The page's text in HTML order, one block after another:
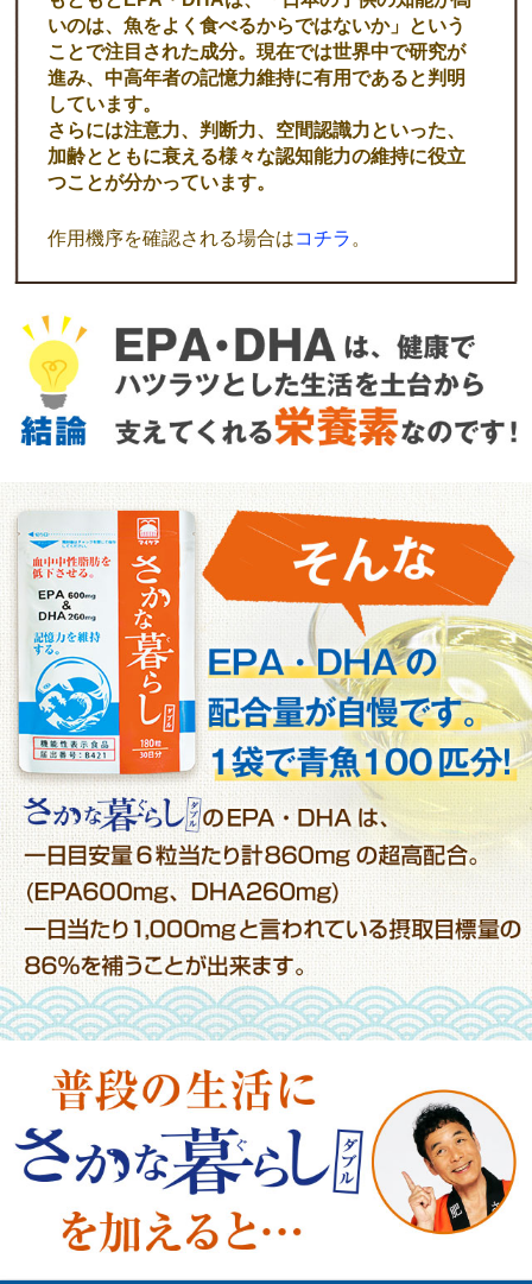
いのは、魚をよく食べるからではないか」という
ことで注目された成分。現在では世界中で研究が
進み、中高年者の記憶力維持に有用であると判明
しています。
さらには注意力、判断力、空間認識力といった、
加齢とともに衰える様々な認知能力の維持に役立
つことが分かっています。
作用機序を確認される場合はコチラ 。